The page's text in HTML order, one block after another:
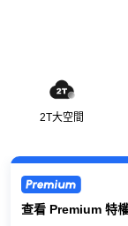
2T大空間
查看 Premium 特
查看 Premium 特